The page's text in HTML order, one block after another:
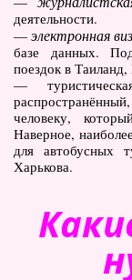
деятельности.
—электронная
базе данных.
поездок в
—
человеку,
Наверное,
для автобусных
Харькова.